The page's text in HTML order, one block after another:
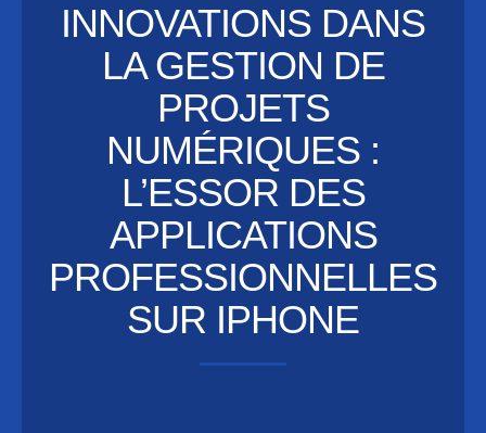
INNOVATIONS DANS
LA GESTION DE
PROJETS
NUMÉRIQUES :
L’ESSOR DES
APPLICATIONS
PROFESSIONNELLES
SUR IPHONE